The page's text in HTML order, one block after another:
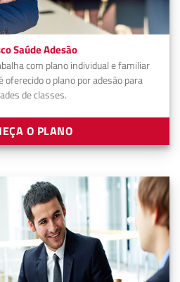
Saúde Adesão
com plano individual e familiar
o plano por adesão para
de classes.
O PLANO